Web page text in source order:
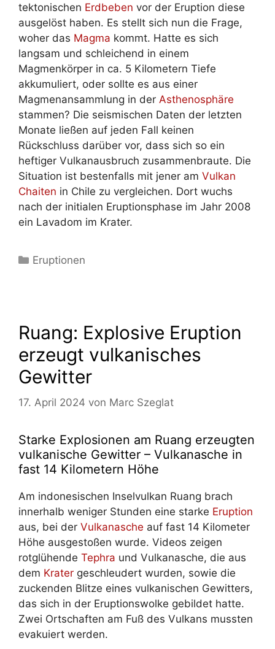
tektonischen Erdbeben vor der Eruption diese
ausgelöst haben. Es stellt sich nun die Frage,
woher das Magma kommt. Hatte es sich
langsam und schleichend in einem
Magmenkörper in ca. 5 Kilometern Tiefe
akkumuliert, oder sollte es aus einer
Magmenansammlung in der Asthenosphäre
stammen? Die seismischen Daten der letzten
Monate ließen auf jeden Fall keinen
Rückschluss darüber vor, dass sich so ein
heftiger Vulkanausbruch zusammenbraute. Die
Situation ist bestenfalls mit jener am Vulkan
Chaiten in Chile zu vergleichen. Dort wuchs
nach der initialen Eruptionsphase im Jahr 2008
ein Lavadom im Krater.
Kategorien
Eruptionen
Ruang: Explosive Eruption
erzeugt vulkanisches
Gewitter
17. April 2024 von Marc Szeglat
Starke Explosionen am Ruang erzeugten
vulkanische Gewitter – Vulkanasche in
fast 14 Kilometern Höhe
Am indonesischen Inselvulkan Ruang brach
innerhalb weniger Stunden eine starke Eruption
aus, bei der Vulkanasche auf fast 14 Kilometer
Höhe ausgestoßen wurde. Videos zeigen
rotglühende Tephra und Vulkanasche, die aus
dem Krater geschleudert wurden, sowie die
zuckenden Blitze eines vulkanischen Gewitters,
das sich in der Eruptionswolke gebildet hatte.
Zwei Ortschaften am Fuß des Vulkans mussten
evakuiert werden.